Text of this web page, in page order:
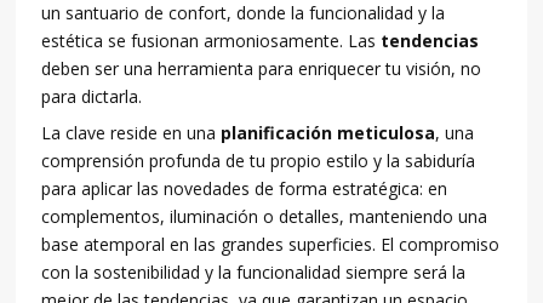
un santuario de confort, donde la funcionalidad y la
estética se fusionan armoniosamente. Las tendencias
deben ser una herramienta para enriquecer tu visión, no
para dictarla.
La clave reside en una planificación meticulosa, una
comprensión profunda de tu propio estilo y la sabiduría
para aplicar las novedades de forma estratégica: en
complementos, iluminación o detalles, manteniendo una
base atemporal en las grandes superficies. El compromiso
con la sostenibilidad y la funcionalidad siempre será la